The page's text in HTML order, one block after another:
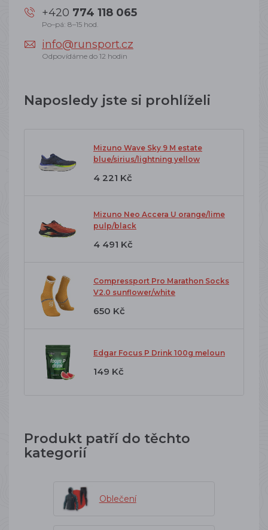
+420 774 118 065
Po–pá: 8–15 hod.
info@runsport.cz
Odpovídáme do 12 hodin
Naposledy jste si prohlíželi
Mizuno Wave Sky 9 M estate
blue/sirius/lightning yellow
4 221 Kč
Mizuno Neo Accera U orange/lime
pulp/black
4 491 Kč
Compressport Pro Marathon Socks
V2.0 sunflower/white
650 Kč
Edgar Focus P Drink 100g meloun
149 Kč
Produkt patří do těchto
kategorií
Oblečení